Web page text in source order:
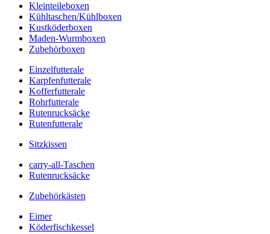
Kleinteileboxen
Kühltaschen/Kühlboxen
Kustköderboxen
Maden-Wurmboxen
Zubehörboxen
Einzelfutterale
Karpfenfutterale
Kofferfutterale
Rohrfutterale
Rutenrucksäcke
Rutenfutterale
Sitzkissen
carry-all-Taschen
Rutenrucksäcke
Zubehörkästen
Eimer
Köderfischkessel